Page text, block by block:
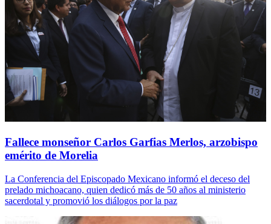
Fallece monseñor Carlos Garfias Merlos, arzobispo
emérito de Morelia
La Conferencia del Episcopado Mexicano informó el deceso del
prelado michoacano, quien dedicó más de 50 años al ministerio
sacerdotal y promovió los diálogos por la paz